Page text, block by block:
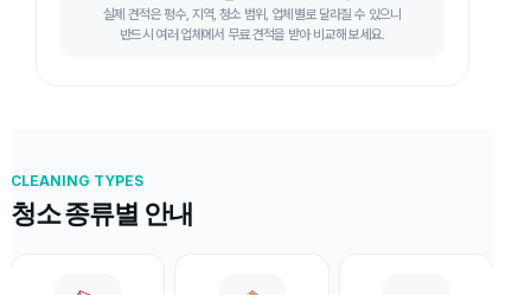
실제 견적은 평수, 지역, 청소 범위, 업체별로 달라질 수 있으니
반드시 여러 업체에서 무료 견적을 받아 비교해 보세요.
CLEANING TYPES
청소 종류별 안내